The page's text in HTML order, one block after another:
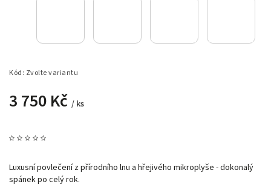
Kód: Zvolte variantu
3 750 Kč / ks
Luxusní povlečení z přírodního lnu a hřejivého mikroplyše - dokonalý
spánek po celý rok.